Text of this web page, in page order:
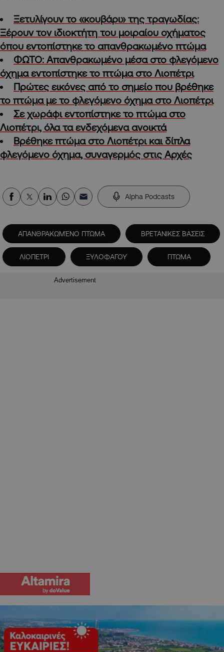
Ξετυλίγουν το «κουβάρι» της τραγωδίας:
Ξέρουν τον ιδιοκτήτη του μοιραίου οχήματος
όπου εντοπίστηκε το απανθρακωμένο πτώμα
ΦΩΤΟ: Απανθρακωμένο μέσα στο φλεγόμενο
όχημα εντοπίστηκε το πτώμα στο Λιοπέτρι
Πρώτες εικόνες από το σημείο που βρέθηκε
το πτώμα με το φλεγόμενο όχημα στο Λιοπέτρι
Σε χωράφι εντοπίστηκε το πτώμα στο
Λιοπέτρι, όλα τα ενδεχόμενα ανοικτά
Βρέθηκε πτώμα στο Λιοπέτρι και δίπλα
φλεγόμενο όχημα, συναγερμός στις Αρχές
Alpha Podcasts
ΑΠΑΝΘΡΑΚΩΜΈΝΟ ΠΤΩΜΑ ΒΡΕΤΑΝΙΚΕΣ ΒΑΣΕΙΣ
ΛΙΟΠΕΤΡΙ ΞΥΛΟΦΑΓΟΥ ΠΤΩΜΑ
Advertisement